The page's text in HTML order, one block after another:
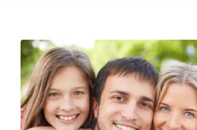
CONTACTO